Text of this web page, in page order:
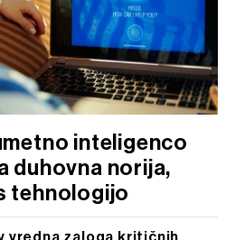
inteligenco
duhovna norija,
tehnologijo